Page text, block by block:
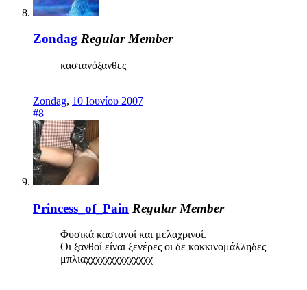
Zondag Regular Member
καστανόξανθες
Zondag, 10 Ιουνίου 2007
#8
Princess_of_Pain Regular Member
Φυσικά καστανοί και μελαχρινοί.
Οι ξανθοί είναι ξενέρες οι δε κοκκινομάλληδες
μπλιαχχχχχχχχχχχχχχ